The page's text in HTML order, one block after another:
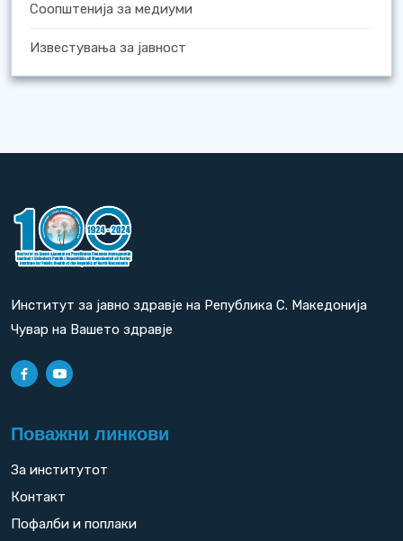
Соопштенија за медиуми
Известувања за јавност
Институт за јавно здравје на Република С. Македонија
Чувар на Вашето здравје
Поважни линкови
За институтот
Контакт
Пофалби и поплаки